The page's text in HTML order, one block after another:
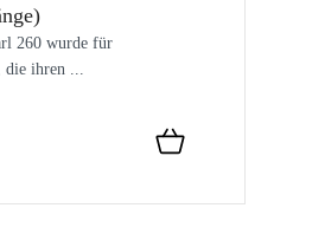
260 wurde für
die ihren ...